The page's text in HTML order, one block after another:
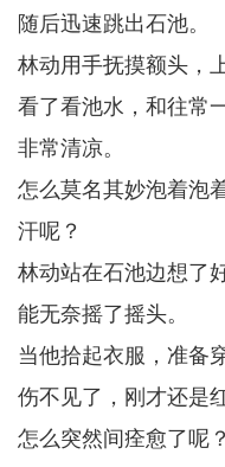
随后迅速跳出石池。
林动用手抚摸额头，
看了看池水，和往常
非常清凉。
怎么莫名其妙泡着泡
汗呢？
林动站在石池边想了
能无奈摇了摇头。
当他拾起衣服，准备
伤不见了，刚才还是
怎么突然间痊愈了呢？